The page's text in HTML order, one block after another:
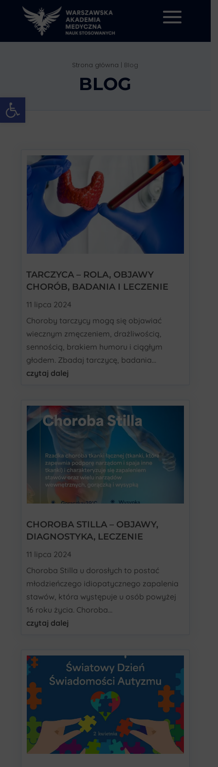
Otwórz pasek narzędzi
Strona główna Blog
BLOG
TARCZYCA – ROLA, OBJAWY
CHORÓB, BADANIA I LECZENIE
11 lipca 2024
Choroby tarczycy mogą się objawiać
wiecznym zmęczeniem, drażliwością,
sennością, brakiem humoru i ciągłym
głodem. Zbadaj tarczycę, badania...
czytaj dalej
CHOROBA STILLA – OBJAWY,
DIAGNOSTYKA, LECZENIE
11 lipca 2024
Choroba Stilla u dorosłych to postać
młodzieńczego idiopatycznego zapalenia
stawów, która występuje u osób powyżej
16 roku życia. Choroba...
czytaj dalej